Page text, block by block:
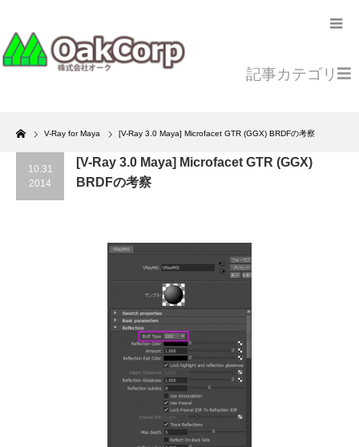
Home
V-Ray for Maya [V-Ray 3.0 Maya] Microfacet GTR (GGX) BRDFの考察
記事カテゴリ
10.31
2014
[V-Ray 3.0 Maya] Microfacet GTR (GGX)
BRDFの考察